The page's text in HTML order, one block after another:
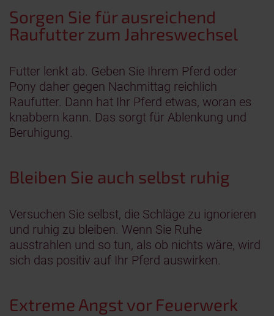
Sorgen Sie für ausreichend
Raufutter zum Jahreswechsel
Futter lenkt ab. Geben Sie Ihrem Pferd oder
Pony daher gegen Nachmittag reichlich
Raufutter. Dann hat Ihr Pferd etwas, woran es
knabbern kann. Das sorgt für Ablenkung und
Beruhigung.
Bleiben Sie auch selbst ruhig
Versuchen Sie selbst, die Schläge zu ignorieren
und ruhig zu bleiben. Wenn Sie Ruhe
ausstrahlen und so tun, als ob nichts wäre, wird
sich das positiv auf Ihr Pferd auswirken.
Extreme Angst vor Feuerwerk